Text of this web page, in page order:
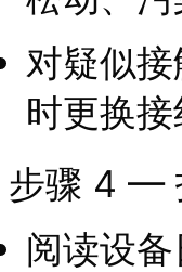
对疑似
时更换接
步骤 4 —
阅读设